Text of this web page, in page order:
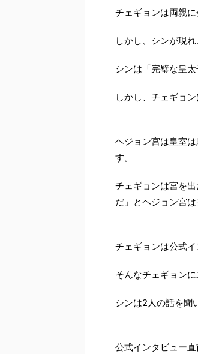
チェギョンは両親に
しかし、シンが現
シンは「完璧な皇
しかし、チェギョ
ヘジョン宮は皇室
す。
チェギョンは宮を
だ」とヘジョン宮は
チェギョンは公式
そんなチェギョン
シンは2人の話を聞
公式インタビュー